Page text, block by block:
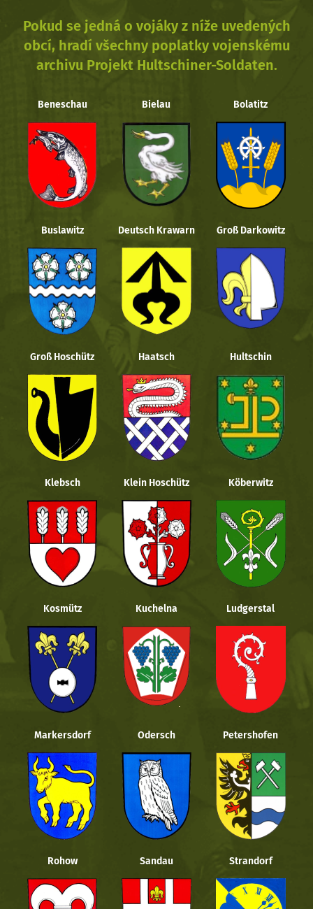
Pokud se jedná o vojáky z níže uvedených
obcí, hradí všechny poplatky vojenskému
archivu Projekt Hultschiner-Soldaten.
Beneschau Bielau Bolatitz
Buslawitz Deutsch Krawarn Groß Darkowitz
Groß Hoschütz Haatsch Hultschin
Klebsch Klein Hoschütz Köberwitz
Kosmütz Kuchelna Ludgerstal
Markersdorf Odersch Petershofen
Rohow Sandau Strandorf